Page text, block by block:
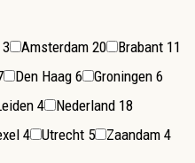
3 Amsterdam 20 Brabant 11
Den Haag 6 Groningen 6
4 Nederland 18
4 Utrecht 5 Zaandam 4